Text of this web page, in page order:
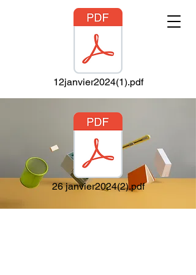
12janvier2024(1).pdf
26 janvier2024(2).pdf